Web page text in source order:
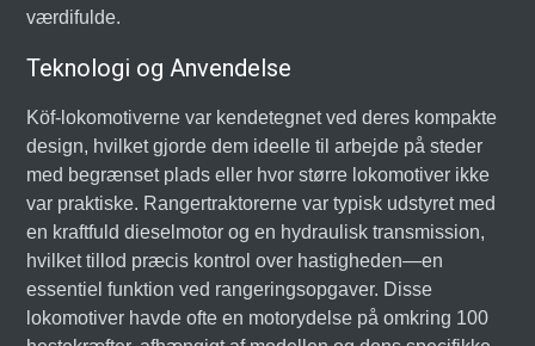
værdifulde.
Teknologi og Anvendelse
Köf-lokomotiverne var kendetegnet ved deres kompakte
design, hvilket gjorde dem ideelle til arbejde på steder
med begrænset plads eller hvor større lokomotiver ikke
var praktiske. Rangertraktorerne var typisk udstyret med
en kraftfuld dieselmotor og en hydraulisk transmission,
hvilket tillod præcis kontrol over hastigheden—en
essentiel funktion ved rangeringsopgaver. Disse
lokomotiver havde ofte en motorydelse på omkring 100